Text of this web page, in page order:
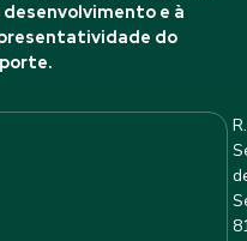
desenvolvimento e à
do
R.